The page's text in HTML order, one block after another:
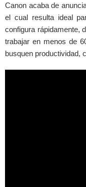
Canon acaba de
el cual resulta ideal
configura rápidamente,
trabajar en menos de
busquen productividad,